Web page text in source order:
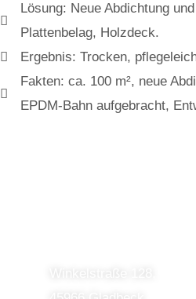
Lösung: Neue Abdichtung
Plattenbelag, Holzdeck.
Ergebnis: Trocken,
Fakten: ca. 100 m², neue
EPDM-Bahn aufgebracht,